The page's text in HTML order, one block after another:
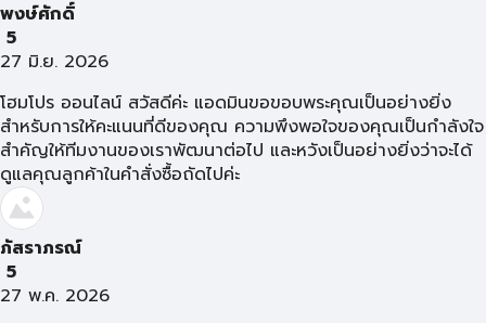
พงษ์ศักดิ์
5
27 มิ.ย. 2026
โฮมโปร ออนไลน์ สวัสดีค่ะ แอดมินขอขอบพระคุณเป็นอย่างยิ่ง
สำหรับการให้คะแนนที่ดีของคุณ ความพึงพอใจของคุณเป็นกำลังใจ
สำคัญให้ทีมงานของเราพัฒนาต่อไป และหวังเป็นอย่างยิ่งว่าจะได้
ดูแลคุณลูกค้าในคำสั่งซื้อถัดไปค่ะ
ภัสราภรณ์
5
27 พ.ค. 2026